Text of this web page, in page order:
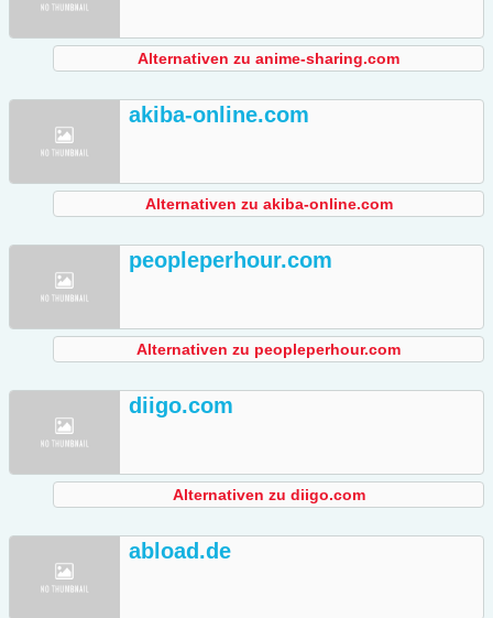
Alternativen zu anime-sharing.com
akiba-online.com
Alternativen zu akiba-online.com
peopleperhour.com
Alternativen zu peopleperhour.com
diigo.com
Alternativen zu diigo.com
abload.de